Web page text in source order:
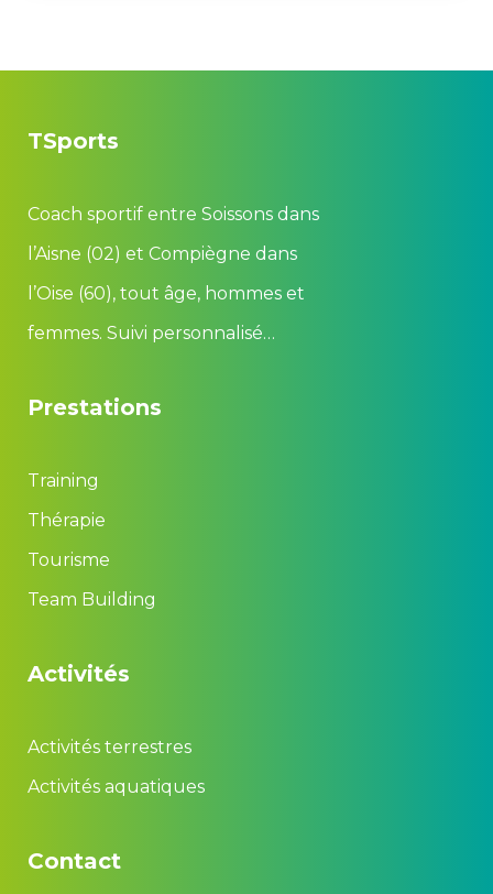
TSport
Coach sportif entre Soissons dan
l’Aisne (02) et Compiègne dan
l’Oise (60), tout âge, hommes et
femmes. Suivi personnalisé…
Prestation
Training
Thérapie
Tourisme
Team Building
Activité
Activités terrestre
Activités aquatique
Contact